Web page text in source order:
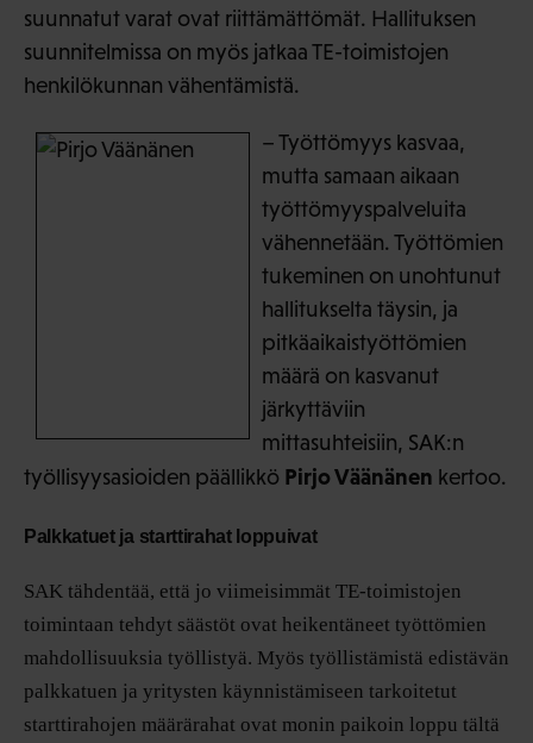
suunnatut varat ovat riittämättömät. Hallituksen
suunnitelmissa on myös jatkaa TE-toimistojen
henkilökunnan vähentämistä.
– Työttömyys kasvaa,
mutta samaan aikaan
työttömyyspalveluita
vähennetään. Työttömien
tukeminen on unohtunut
hallitukselta täysin, ja
pitkäaikaistyöttömien
määrä on kasvanut
järkyttäviin
mittasuhteisiin, SAK:n
työllisyysasioiden päällikkö Pirjo Väänänen kertoo.
Palkkatuet ja starttirahat loppuivat
SAK tähdentää, että jo viimeisimmät TE-toimistojen
toimintaan tehdyt säästöt ovat heikentäneet työttömien
mahdollisuuksia työllistyä. Myös työllistämistä edistävän
palkkatuen ja yritysten käynnistämiseen tarkoitetut
starttirahojen määrärahat ovat monin paikoin loppu tältä